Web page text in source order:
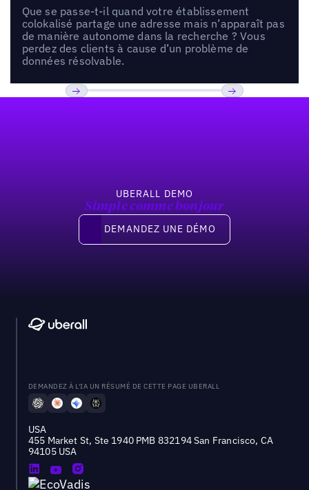
Que se passe-t-il quand votre établissement
colokalisé partage une adresse mais n’apparaît pas
de manière autonome dans la recherche ? Vous
perdez des clients à cause d’un problème de
données résolvable.
UBERALL DEMO
Simple comme bonjour
Demandez une démo
DEMANDEZ UNE DÉMO
DEMANDEZ À L'IA UN RÉSUMÉ DE CETTE PAGE UBERALL
USA
455 Market St, Ste 1940 PMB 832194 San Francisco, CA
94105 USA